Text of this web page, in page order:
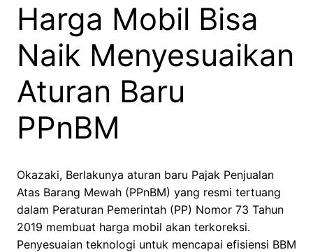
Harga Mobil Bisa
Naik Menyesuaikan
Aturan Baru
PPnBM
Okazaki, Berlakunya aturan baru Pajak Penjualan
Atas Barang Mewah (PPnBM) yang resmi tertuang
dalam Peraturan Pemerintah (PP) Nomor 73 Tahun
2019 membuat harga mobil akan terkoreksi.
Penyesuaian teknologi untuk mencapai efisiensi BBM